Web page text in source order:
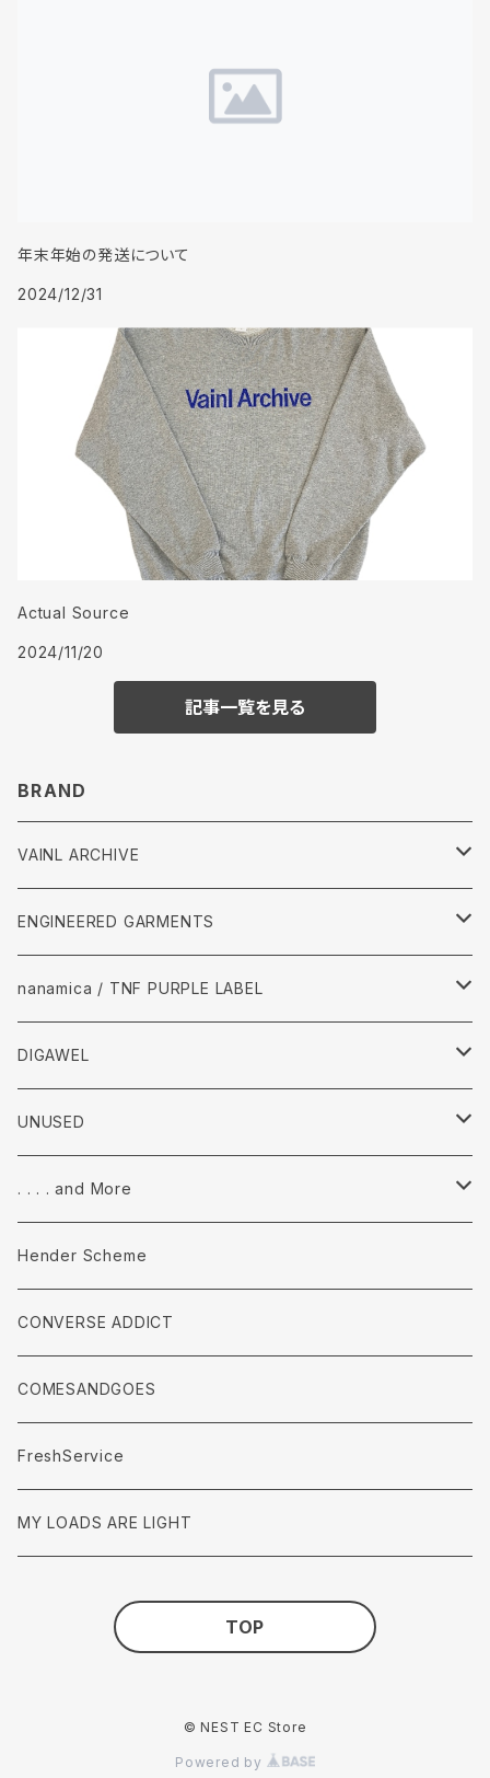
年末年始の発送について
2024/12/31
Actual Source
2024/11/20
記事一覧を見る
BRAND
VAINL ARCHIVE
Tops
Pants
accessories
ENGINEERED GARMENTS
Tops
Pants
accessories
nanamica / TNF PURPLE LABEL
Tops
pants
accessories
DIGAWEL
Tops
Pants
accessories
UNUSED
Tops
Pants
accessories
. . . . and More
Tops
Pants
accessories
Hender Scheme
CONVERSE ADDICT
COMESANDGOES
FreshService
MY LOADS ARE LIGHT
TOP
© NEST EC Store
Powered by